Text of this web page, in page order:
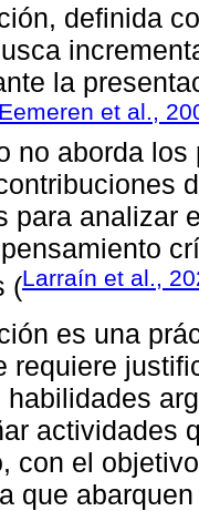
definida
la
et al.,
no aborda
para analizar
(Larraín et al.,
es una
requiere
habilidades
actividades
con el
que